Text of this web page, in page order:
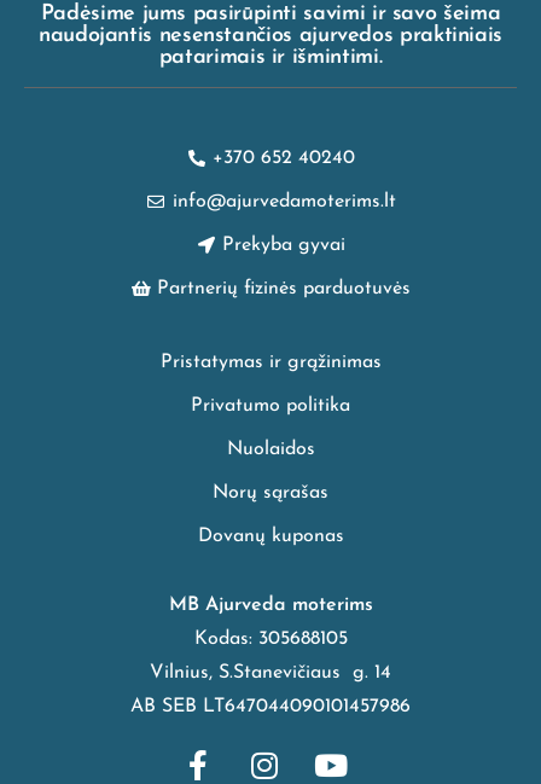
Padėsime jums pasirūpinti savimi ir savo šeima
naudojantis nesenstančios ajurvedos praktiniais
patarimais ir išmintimi.
+370 652 40240
info@ajurvedamoterims.lt
Prekyba gyvai
Partnerių fizinės parduotuvės
Pristatymas ir grąžinimas
Privatumo politika
Nuolaidos
Norų sąrašas
Dovanų kuponas
MB Ajurveda moterims
Kodas: 305688105
Vilnius, S.Stanevičiaus g. 14
AB SEB LT647044090101457986